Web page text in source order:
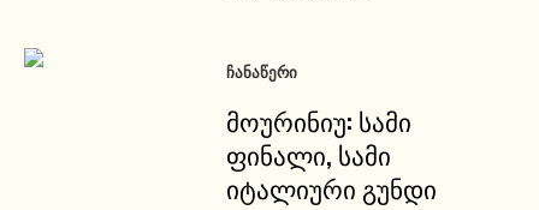
ᲩᲐᲜᲐᲬᲔᲠᲘ
მოურინიუ: სამი
ფინალი, სამი
იტალიური გუნდი